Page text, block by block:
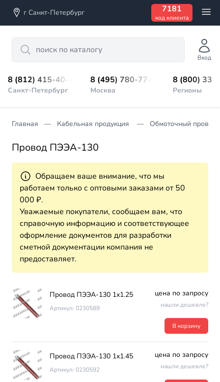
г Санкт-Петербург 7181
код клиента
Search
Вход
8 (812) 415-40-45
Санкт-Петербург
8 (495) 780-77-98
Москва
8 (800)
Регионы
Главная Кабельная продукция Обмоточный провод
Провод ПЭЭА-130
Обращаем ваше внимание, что мы
работаем только с оптовыми заказами от 50
000 ₽.
Уважаемые покупатели, сообщаем вам, что
справочную информацию и соответствующее
оформление документов для разработки
сметной документации компания не
предоставляет.
Провод ПЭЭА-130 1х1.25
Артикул: 0230589
цена по запросу
нашли дешевле?
В корзину
Провод ПЭЭА-130 1х1.45
Артикул: 0230592
цена по запросу
нашли дешевле?